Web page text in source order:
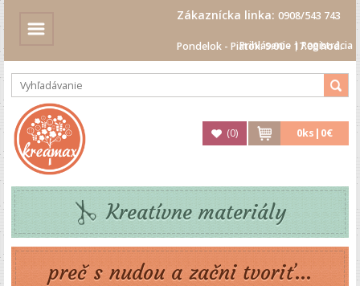
Zákaznícka linka: 0908/543 743
Pondelok - Piatok: 9.00 - 17.00 hod.
Prihlásenie|Registrácia
(0) 0ks| 0€
Kreatívne materiály
preč s nudou a začni tvoriť...